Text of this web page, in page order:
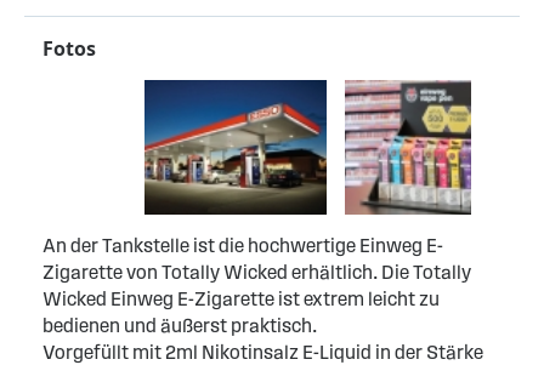
Fotos
An der Tankstelle ist die hochwertige Einweg E-
Zigarette von Totally Wicked erhältlich. Die Totally
Wicked Einweg E-Zigarette ist extrem leicht zu
bedienen und äußerst praktisch.
Vorgefüllt mit 2ml Nikotinsalz E-Liquid in der Stärke